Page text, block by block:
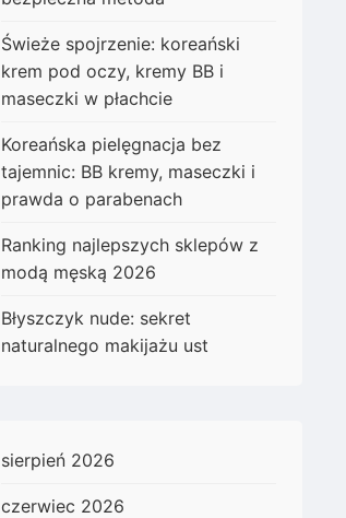
Świeże spojrzenie: koreański
krem pod oczy, kremy BB i
maseczki w płachcie
Koreańska pielęgnacja bez
tajemnic: BB kremy, maseczki i
prawda o parabenach
Ranking najlepszych sklepów z
modą męską 2026
Błyszczyk nude: sekret
naturalnego makijażu ust
sierpień 2026
czerwiec 2026